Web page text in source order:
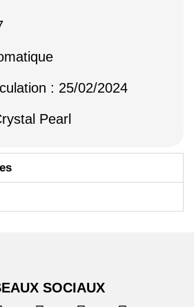
: 25/02/2024
Pearl
SOCIAUX